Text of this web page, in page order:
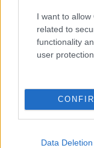
I want to
related to
functionality
user protection.
Data Deletion
pripravia na
apríla sa môžu aj